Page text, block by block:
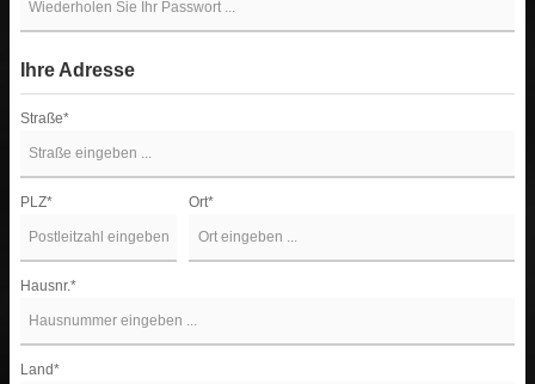
Ihre Adresse
Straße*
PLZ* Ort*
Hausnr.*
Land*